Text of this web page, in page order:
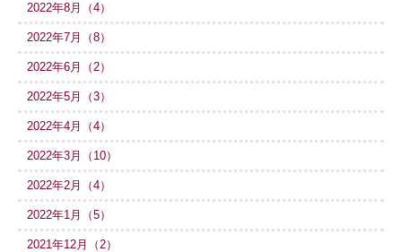
2022年8月（4）
2022年7月（8）
2022年6月（2）
2022年5月（3）
2022年4月（4）
2022年3月（10）
2022年2月（4）
2022年1月（5）
2021年12月（2）